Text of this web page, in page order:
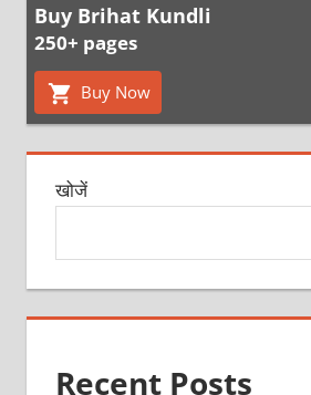
Buy Brihat Kundli
250+ pages
Buy Now
खोजें
Recent Posts